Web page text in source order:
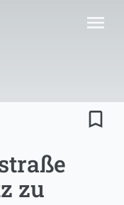
menu
bookmark_border
zu